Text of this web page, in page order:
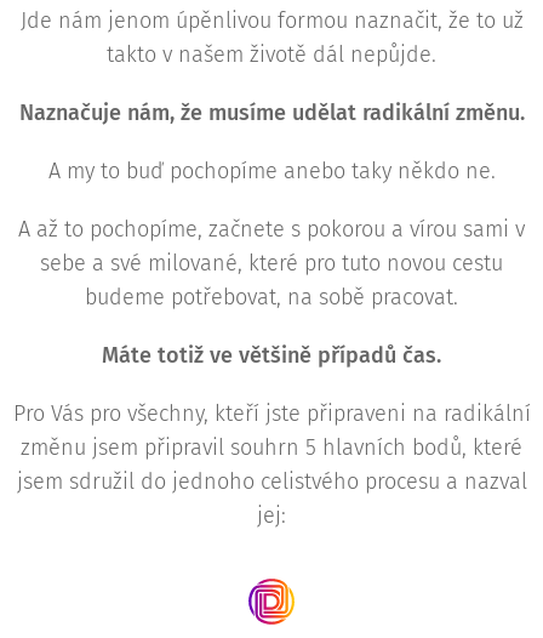
Jde nám jenom úpěnlivou formou naznačit, že to už
takto v našem životě dál nepůjde.
Naznačuje nám, že musíme udělat radikální změnu.
A my to buď pochopíme anebo taky někdo ne.
A až to pochopíme, začnete s pokorou a vírou sami v
sebe a své milované, které pro tuto novou cestu
budeme potřebovat, na sobě pracovat.
Máte totiž ve většině případů čas.
Pro Vás pro všechny, kteří jste připraveni na radikální
změnu jsem připravil souhrn 5 hlavních bodů, které
jsem sdružil do jednoho celistvého procesu a nazval
jej: